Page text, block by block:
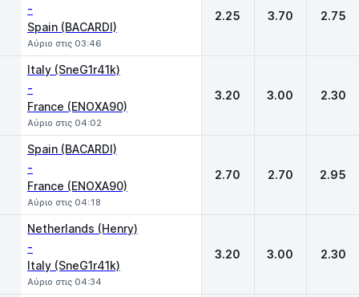
-
Spain (BACARDI)
Αύριο στις 03:46
2.25 3.70 2.75
Italy (SneG1r41k)
-
France (ENOXA90)
Αύριο στις 04:02
3.20 3.00 2.30
Spain (BACARDI)
-
France (ENOXA90)
Αύριο στις 04:18
2.70 2.70 2.95
Netherlands (Henry)
-
Italy (SneG1r41k)
Αύριο στις 04:34
3.20 3.00 2.30